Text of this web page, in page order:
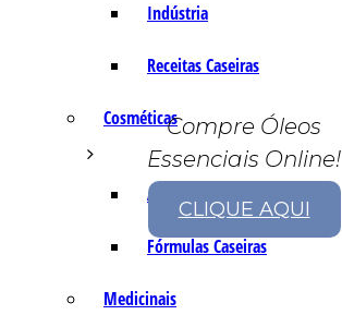
Indústria
Receitas Caseiras
Cosméticas
Aromaterapia
Fórmulas Caseiras
Medicinais
Compre Óleos
Essenciais Online!
CLIQUE AQUI